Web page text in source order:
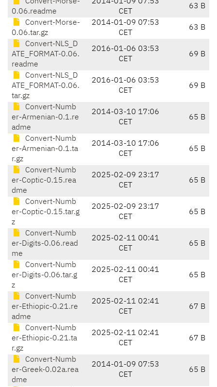
0.06.readme
CET
63 B
Convert-Morse-
0.06.tar.gz
2014-01-09 07:53
CET
63 B
Convert-NLS_D
ATE_FORMAT-0.06.
readme
2016-01-06 03:53
CET
69 B
Convert-NLS_D
ATE_FORMAT-0.06.
tar.gz
2016-01-06 03:53
CET
69 B
Convert-Numb
er-Armenian-0.1.re
adme
2014-03-10 17:06
CET
65 B
Convert-Numb
er-Armenian-0.1.ta
r.gz
2014-03-10 17:06
CET
65 B
Convert-Numb
er-Coptic-0.15.rea
dme
2025-02-09 23:17
CET
65 B
Convert-Numb
er-Coptic-0.15.tar.g
z
2025-02-09 23:17
CET
65 B
Convert-Numb
er-Digits-0.06.read
me
2025-02-11 00:41
CET
65 B
Convert-Numb
er-Digits-0.06.tar.g
z
2025-02-11 00:41
CET
65 B
Convert-Numb
er-Ethiopic-0.21.re
adme
2025-02-11 02:41
CET
67 B
Convert-Numb
er-Ethiopic-0.21.ta
r.gz
2025-02-11 02:41
CET
67 B
Convert-Numb
er-Greek-0.02a.rea
dme
2014-01-09 07:53
CET
65 B